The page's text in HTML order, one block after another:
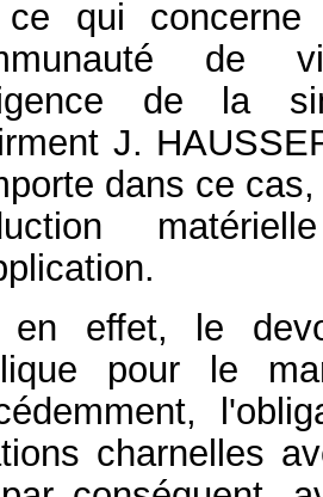
qui
de
de la
J.
dans ce
en effet, le
pour le
charnelles